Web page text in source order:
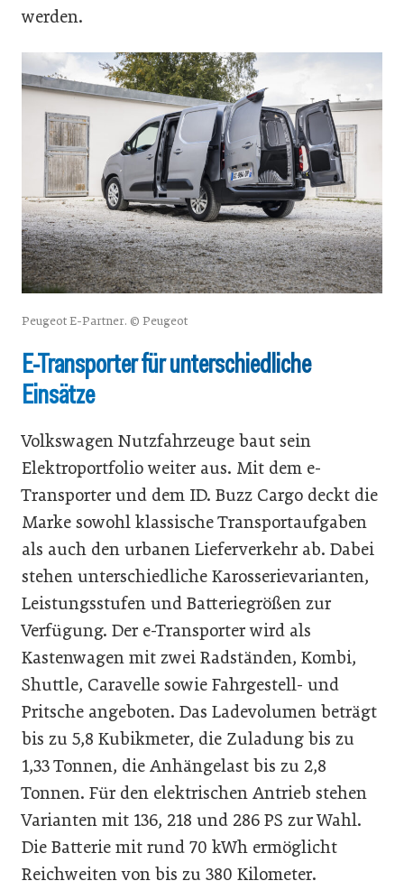
werden.
Peugeot E-Partner. © Peugeot
E-Transporter für unterschiedliche
Einsätze
Volkswagen Nutzfahrzeuge baut sein
Elektroportfolio weiter aus. Mit dem e-
Transporter und dem ID. Buzz Cargo deckt die
Marke sowohl klassische Transportaufgaben
als auch den urbanen Lieferverkehr ab. Dabei
stehen unterschiedliche Karosserievarianten,
Leistungsstufen und Batteriegrößen zur
Verfügung. Der e-Transporter wird als
Kastenwagen mit zwei Radständen, Kombi,
Shuttle, Caravelle sowie Fahrgestell- und
Pritsche angeboten. Das Ladevolumen beträgt
bis zu 5,8 Kubikmeter, die Zuladung bis zu
1,33 Tonnen, die Anhängelast bis zu 2,8
Tonnen. Für den elektrischen Antrieb stehen
Varianten mit 136, 218 und 286 PS zur Wahl.
Die Batterie mit rund 70 kWh ermöglicht
Reichweiten von bis zu 380 Kilometer.